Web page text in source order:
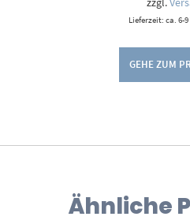
Lieferzeit: ca. 6-
GEHE ZUM
Ähnliche